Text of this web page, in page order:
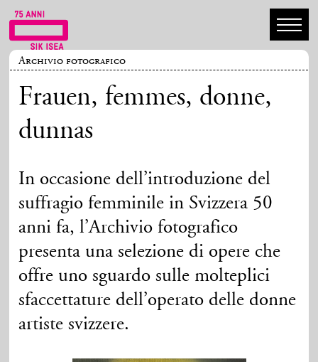
Archivio fotografico
Frauen, femmes, donne,
dunnas
In occasione dell’introduzione del
suffragio femminile in Svizzera 50
anni fa, l’Archivio fotografico
presenta una selezione di opere che
offre uno sguardo sulle molteplici
sfaccettature dell’operato delle donne
artiste svizzere.